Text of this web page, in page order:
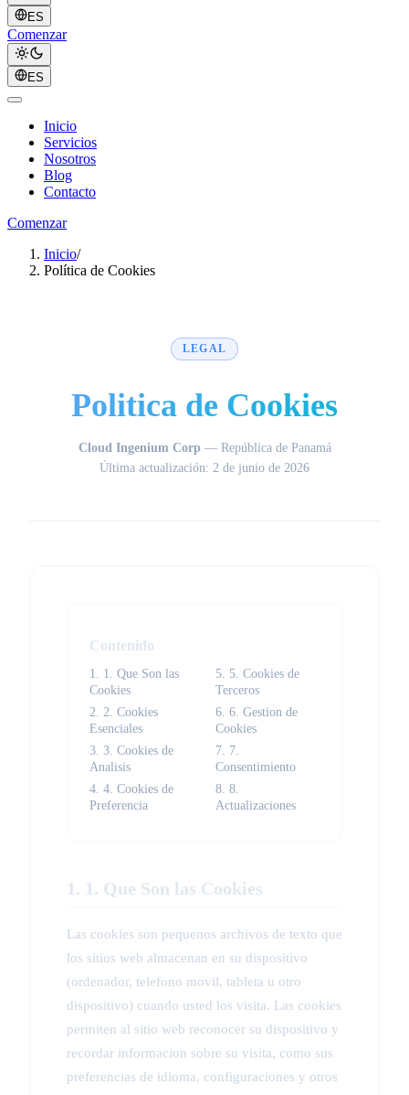
ES
Comenzar
ES
Inicio
Servicios
Nosotros
Blog
Contacto
Comenzar
Inicio/
Política de Cookies
LEGAL
Politica de Cookies
Cloud Ingenium Corp — República de Panamá
Última actualización: 2 de junio de 2026
Contenido
1. 1. Que Son las
Cookies
2. 2. Cookies
Esenciales
3. 3. Cookies de
Analisis
4. 4. Cookies de
Preferencia
5. 5. Cookies de
Terceros
6. 6. Gestion de
Cookies
7. 7.
Consentimiento
8. 8.
Actualizaciones
1. 1. Que Son las Cookies
Las cookies son pequenos archivos de texto que
los sitios web almacenan en su dispositivo
(ordenador, telefono movil, tableta u otro
dispositivo) cuando usted los visita. Las cookies
permiten al sitio web reconocer su dispositivo y
recordar informacion sobre su visita, como sus
preferencias de idioma, configuraciones y otros